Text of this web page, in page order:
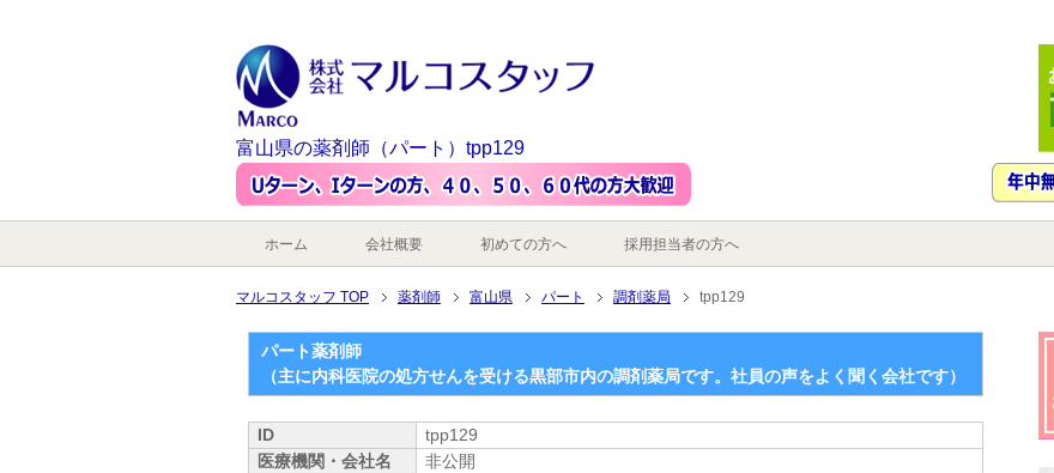
富山県の薬剤師（パート）tpp129
ホーム 会社概要 初めての方へ 採用担当者の方へ
マルコスタッフ TOP 薬剤師 富山県 パート 調剤薬局 tpp129
パート薬剤師
（主に内科医院の処方せんを受ける黒部市内の調剤薬局です。社員の声をよく聞く会社です）
ID
tpp129
医療機関・会社名
非公開